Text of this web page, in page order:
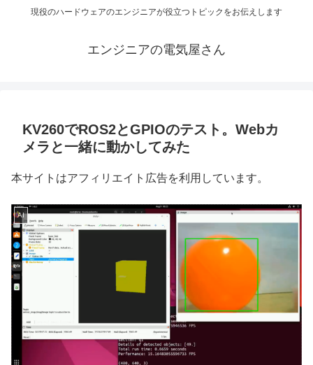
現役のハードウェアのエンジニアが役立つトピックをお伝えします
エンジニアの電気屋さん
KV260でROS2とGPIOのテスト。Webカ
メラと一緒に動かしてみた
本サイトはアフィリエイト広告を利用しています。
AI